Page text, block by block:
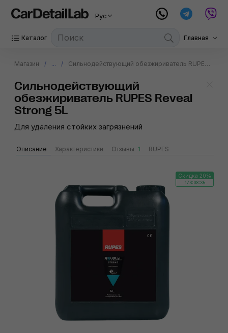
Рус
Каталог Главная
Магазин ... Сильнодействующий обезжириватель RUPES Reveal Strong 5L
Сильнодействующий
обезжириватель RUPES Reveal
Strong 5L
Для удаления стойких загрязнений
Описание Характеристики Отзывы 1 RUPES
Скидка 20%
173:08:35